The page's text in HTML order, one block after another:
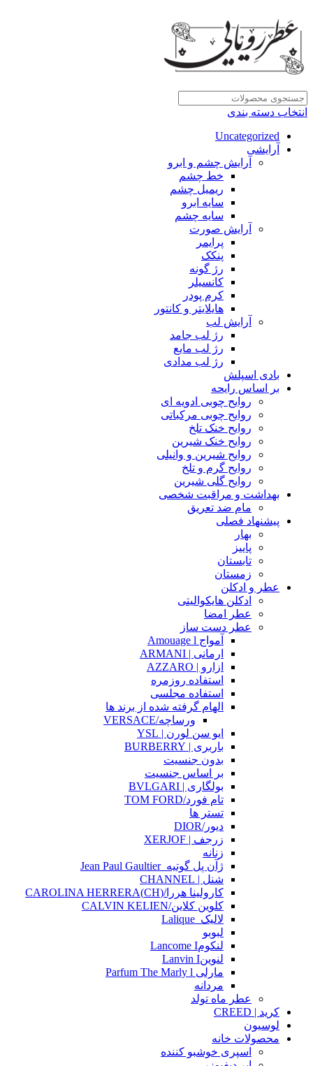
انتخاب دسته بندی
Uncategorized
آرایشی
آرایش چشم و ابرو
خط چشم
ریمیل چشم
سایه ابرو
سایه چشم
آرایش صورت
پرایمر
پنکک
رژ گونه
کانسیلر
کرم پودر
هایلایتر و کانتور
آرایش لب
رژ لب جامد
رژ لب مایع
رژ لب مدادی
بادی اسپلش
بر اساس رایحه
روایح چوبی ادویه ای
روایح چوبی مرکباتی
روایح خنک تلخ
روایح خنک شیرین
روایح شیرین و وانیلی
روایح گرم و تلخ
روایح گلی شیرین
بهداشت و مراقبت شخصی
مام ضد تعریق
پیشنهاد فصلی
بهار
پاییز
تابستان
زمستان
عطر و ادکلن
ادکلن هایکوالیتی
عطر امضا
عطر دست ساز
آمواج Amouage l
ارمانی | ARMANI
ازارو | AZZARO
استفاده روزمره
استفاده مجلسی
الهام گرفته شده از برند ها
ورساچه/VERSACE
ایو سن لورن | YSL
باربری | BURBERRY
بدون جنسیت
بر اساس جنسیت
بولگاری | BVLGARI
تام فورد/TOM FORD
تستر ها
دیور/DIOR
زرجف | XERJOF
زنانه
ژآن پل گوتیه_Jean Paul Gaultier
شنل | CHANNEL
کارولینا هررا/(CH)CAROLINA HERRERA
کلوین کلاین/CALVIN KELIEN
لالیک_Lalique
لبوبو
لنکومLancome I
لنوینLanvin I
مارلی Parfum The Marly l
مردانه
عطر ماه تولد
کرید | CREED
لوسیون
محصولات خانه
اسپری خوشبو کننده